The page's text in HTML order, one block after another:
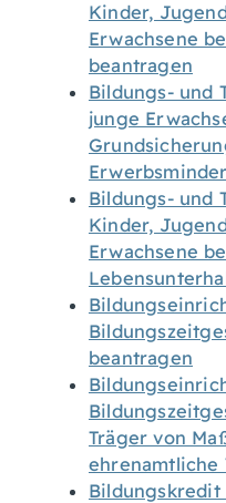
Kinder,
Erwachsene
beantragen
Bildungs- und
junge
Bildungs- und
Kinder,
Erwachsene
beantragen
Träger von
ehrenamtliche
Bildungskredit